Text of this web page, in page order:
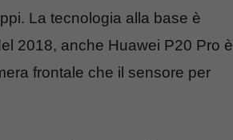
La tecnologia alla base è
2018, anche Huawei P20 Pro è
frontale che il sensore per